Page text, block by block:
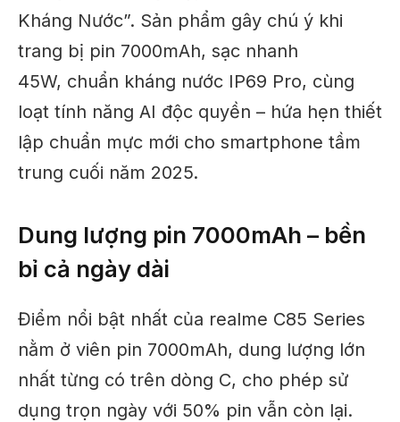
Kháng Nước”. Sản phẩm gây chú ý khi
trang bị pin 7000mAh, sạc nhanh
45W, chuẩn kháng nước IP69 Pro, cùng
loạt tính năng AI độc quyền – hứa hẹn thiết
lập chuẩn mực mới cho smartphone tầm
trung cuối năm 2025.
Dung lượng pin 7000mAh – bền
bỉ cả ngày dài
Điểm nổi bật nhất của realme C85 Series
nằm ở viên pin 7000mAh, dung lượng lớn
nhất từng có trên dòng C, cho phép sử
dụng trọn ngày với 50% pin vẫn còn lại.